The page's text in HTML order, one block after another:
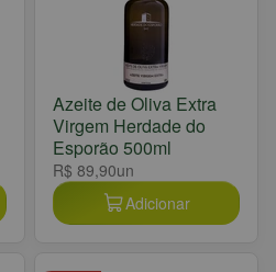
Azeite de Oliva Extra
Virgem Herdade do
Esporão 500ml
R$ 89,90un
Adicionar